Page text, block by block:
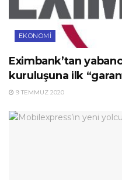
EKONOMI
Eximbank’tan
kuruluşuna ilk
9 TEMMUZ 2020